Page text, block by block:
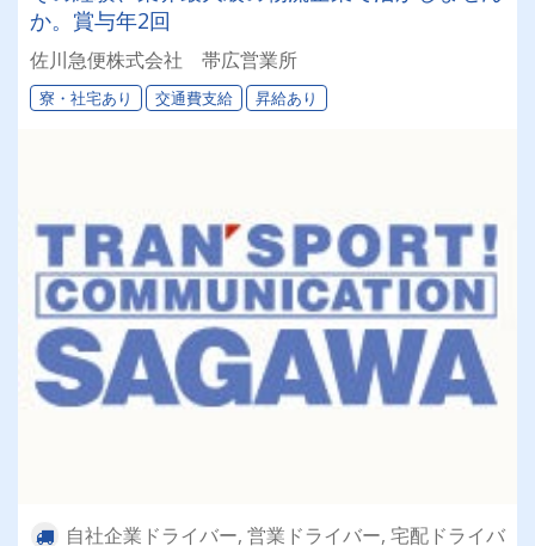
か。賞与年2回
佐川急便株式会社 帯広営業所
寮・社宅あり 交通費支給 昇給あり
自社企業ドライバー, 営業ドライバー, 宅配ドライバ